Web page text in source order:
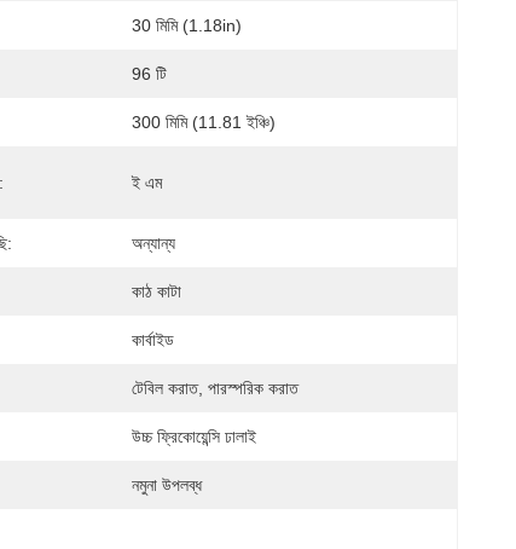
30 মিমি (1.18in)
96 টি
300 মিমি (11.81 ইঞ্চি)
ই এম
অন্যান্য
কাঠ কাটা
কার্বাইড
টেবিল করাত, পারস্পরিক করাত
উচ্চ ফ্রিকোয়েন্সি ঢালাই
নমুনা উপলব্ধ